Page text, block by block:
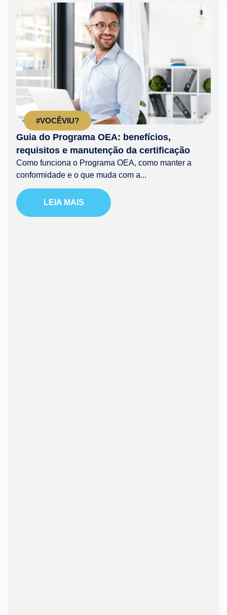
#VOCÊVIU?
Guia do Programa OEA: benefícios,
requisitos e manutenção da certificação
Como funciona o Programa OEA, como manter a
conformidade e o que muda com a...
LEIA MAIS